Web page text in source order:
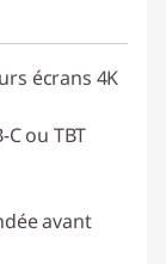
écrans 4K
ou TBT
avant